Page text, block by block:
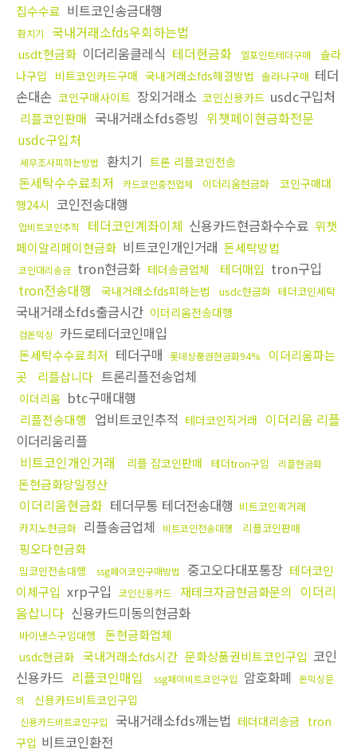
집수수료 비트코인송금대행
환치기 국내거래소fds우회하는법
usdt현금화 이더리움클레식 테더현금화 엘포인트테더구매
솔라
나구입
비트코인카드구매 국내거래소fds해결방법 솔라나구매 테더
손대손 코인구매사이트 장외거래소 코인신용카드 usdc구입처
리플코인판매 국내거래소fds증빙 위챗페이현금화전문
usdc구입처
세무조사피하는방법 환치기 트론 리플코인전송
돈세탁수수료최저 카드코인충전업체 이더리움현금화
코인구매대
행24시 코인전송대행
업비트코인추적 테더코인계좌이체 신용카드현금화수수료 위챗
페이알리페이현금화 비트코인개인거래 돈세탁방법
코인대리송금 tron현금화 테더송금업체 테더매입 tron구입
tron전송대행
국내거래소fds피하는법 usdc현금화 테더코인세탁
국내거래소fds출금시간 이더리움전송대행
검돈믹싱 카드로테더코인매입
돈세탁수수료최저 테더구매 롯데상품권현금화94%
이더리움파는
곳
리플삽니다 트론리플전송업체
이더리움 btc구매대행
리플전송대행 업비트코인추적 테더코인직거래 이더리움 리플
이더리움리플
비트코인개인거래
리플 잡코인판매 테더tron구입 리플현금화
돈현금화당일정산
이더리움현금화 테더무통 테더전송대행 비트코인퀵거래
카지노현금화 리플송금업체 비트코인전송대행 리플코인판매
핑오다현금화
밈코인전송대행 ssg페이코인구매방법 중고오다대포통장 테더코인
이체구입 xrp구입 코인신용카드 재테크자금현금화문의
이더리
움삽니다 신용카드미동의현금화
바이낸스구입대행 돈현금화업체
usdc현금화 국내거래소fds시간 문화상품권비트코인구입 코인
신용카드 리플코인매입 ssg페이비트코인구입 암호화폐 돈믹싱문
의
신용카드비트코인구입
신용카드비트코인구입 국내거래소fds깨는법 테더대리송금 tron
구입 비트코인환전